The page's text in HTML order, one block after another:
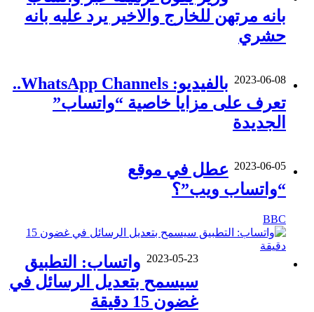
بانه مرتهن للخارج والاخير يرد عليه بانه
حشري
2023-06-08
بالفيديو: WhatsApp Channels..
تعرف على مزايا خاصية “واتساب”
الجديدة
2023-06-05 عطل في موقع
“واتساب ويب”؟
BBC
2023-05-23 واتساب: التطبيق
سيسمح بتعديل الرسائل في
غضون 15 دقيقة